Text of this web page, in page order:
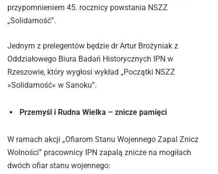
przypomnieniem 45. rocznicy powstania NSZZ
„Solidarność”.
Jednym z prelegentów będzie dr Artur Brożyniak z
Oddziałowego Biura Badań Historycznych IPN w
Rzeszowie, który wygłosi wykład „Początki NSZZ
»Solidarność« w Sanoku”.
Przemyśl i Rudna Wielka – znicze pamięci
W ramach akcji „Ofiarom Stanu Wojennego Zapal Znicz
Wolności” pracownicy IPN zapalą znicze na mogiłach
dwóch ofiar stanu wojennego: